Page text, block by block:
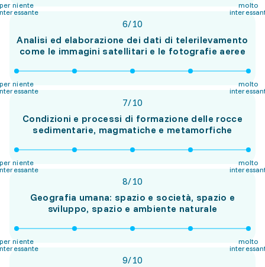
niente
molto
6/10
Analisi ed elaborazione dei dati di telerilevamento
come le immagini satellitari e le fotografie aeree
niente
molto
7/10
Condizioni e processi di formazione delle rocce
sedimentarie, magmatiche e metamorfiche
niente
molto
8/10
Geografia umana: spazio e società, spazio e
sviluppo, spazio e ambiente naturale
niente
molto
9/10